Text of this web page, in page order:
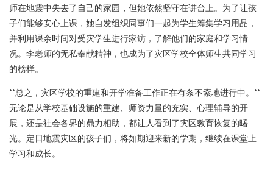
师在地震中失去了自己的家园，但她依然坚守在讲台上。为了让孩
子们能够安心上课，她自发组织同事们一起为学生筹集学习用品，
并利用课余时间对受灾学生进行家访，了解他们的家庭和学习情
况。李老师的无私奉献精神，也成为了灾区学校全体师生共同学习
的榜样。
**总之，灾区学校的重建和开学准备工作正在有条不紊地进行中。**
无论是从学校基础设施的重建、师资力量的充实、心理辅导的开
展，还是社会各界的鼎力相助，都让人看到了灾区教育恢复的曙
光。定日地震灾区的孩子们，将如期迎来新的学期，继续在课堂上
学习和成长。